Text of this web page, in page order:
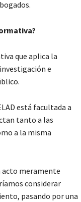
que aplica la
e
está facultada a
tanto a las
a la misma
acto meramente
considerar
pasando por una